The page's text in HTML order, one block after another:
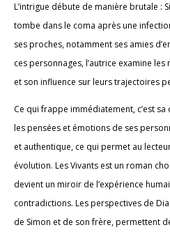
L’intrigue débute de manière brutale :
tombe dans le coma après une
ses proches, notamment ses amies
ces personnages, l’autrice examine
et son influence sur leurs trajectoires
Ce qui frappe immédiatement, c’est
les pensées et émotions de ses
et authentique, ce qui permet au
évolution. Les Vivants est un roman
devient un miroir de l’expérience
contradictions. Les perspectives de
de Simon et de son frère, permettent